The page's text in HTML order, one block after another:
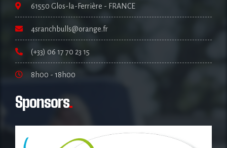
61550 Glos-la-Ferrière - FRANCE
4sranchbulls@orange.fr
(+33) 06 17 70 23 15
8h00 - 18h00
Sponsors.